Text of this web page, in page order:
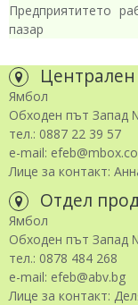
Предприятитето
пазар
Ямбол
Обходен път Запад
тел.: 0887 22 39 57
e-mail:
Лице за контакт:
Отдел
Ямбол
Обходен път Запад
тел.: 0878 484 268
e-mail: efeb@abv.bg
Лице за контакт: